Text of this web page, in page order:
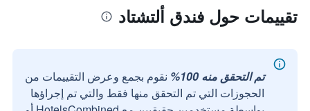
تقييمات حول فندق ألتشتاد
تم التحقق منه 100%
نقوم بجمع وعرض التقييمات من
الحجوزات التي تم التحقق منها فقط والتي تم إجراؤها